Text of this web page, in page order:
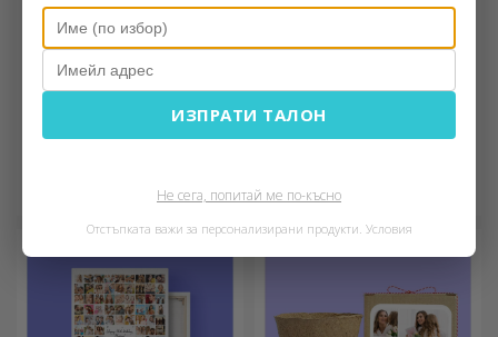
Персонализирани
кутии за бонбони
сладки спомени в кутии с
Персонализирани
кожени портфейли
аксесоар, идеален за всеки
ИЗПРАТИ ТАЛОН
Не сега, попитай ме по-късно
Отстъпката важи за персонализирани продукти. Условия